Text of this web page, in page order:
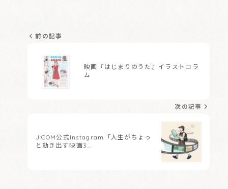
前の記事
映画『はじまりのうた』イラストコラ
ム
次の記事
J:COM公式Instagram「人生がちょっ
と動き出す映画3…